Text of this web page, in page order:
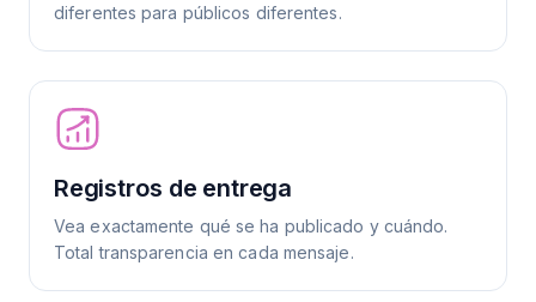
diferentes para públicos diferentes.
Registros de entrega
Vea exactamente qué se ha publicado y cuándo.
Total transparencia en cada mensaje.